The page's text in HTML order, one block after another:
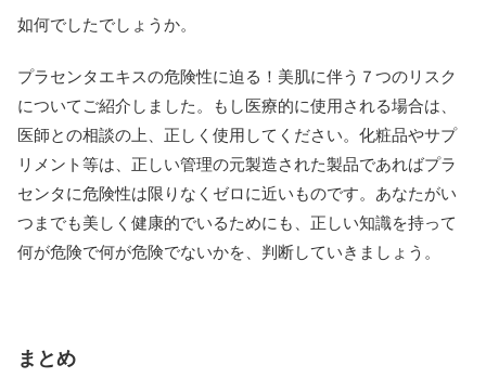
如何でしたでしょうか。
プラセンタエキスの危険性に迫る！美肌に伴う７つのリスク
についてご紹介しました。もし医療的に使用される場合は、
医師との相談の上、正しく使用してください。化粧品やサプ
リメント等は、正しい管理の元製造された製品であればプラ
センタに危険性は限りなくゼロに近いものです。あなたがい
つまでも美しく健康的でいるためにも、正しい知識を持って
何が危険で何が危険でないかを、判断していきましょう。
まとめ